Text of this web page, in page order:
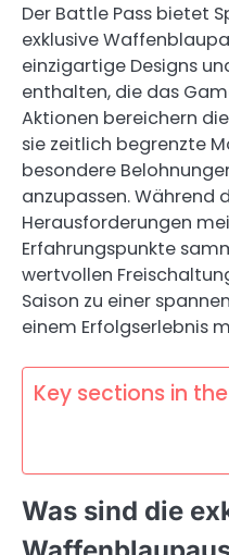
Der Battle Pass bietet
exklusive
einzigartige Designs
enthalten, die das
Aktionen bereichern
sie zeitlich begrenzte
besondere
anzupassen. Während
Herausforderungen
Erfahrungspunkte
wertvollen
Saison zu einer
einem Erfolgserlebnis
Key sections in
Was sind die